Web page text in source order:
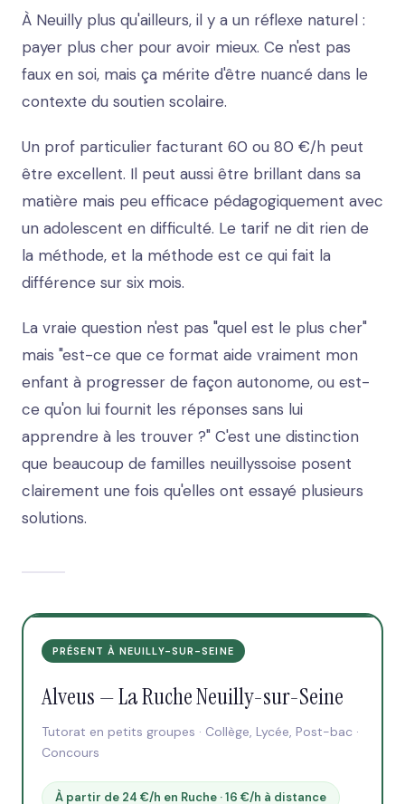
À Neuilly plus qu'ailleurs, il y a un réflexe naturel :
payer plus cher pour avoir mieux. Ce n'est pas
faux en soi, mais ça mérite d'être nuancé dans le
contexte du soutien scolaire.
Un prof particulier facturant 60 ou 80 €/h peut
être excellent. Il peut aussi être brillant dans sa
matière mais peu efficace pédagogiquement avec
un adolescent en difficulté. Le tarif ne dit rien de
la méthode, et la méthode est ce qui fait la
différence sur six mois.
La vraie question n'est pas "quel est le plus cher"
mais "est-ce que ce format aide vraiment mon
enfant à progresser de façon autonome, ou est-
ce qu'on lui fournit les réponses sans lui
apprendre à les trouver ?" C'est une distinction
que beaucoup de familles neuillyssoise posent
clairement une fois qu'elles ont essayé plusieurs
solutions.
PRÉSENT À NEUILLY-SUR-SEINE
Alveus — La Ruche Neuilly-sur-Seine
Tutorat en petits groupes · Collège, Lycée, Post-bac ·
Concours
À partir de 24 €/h en Ruche · 16 €/h à distance